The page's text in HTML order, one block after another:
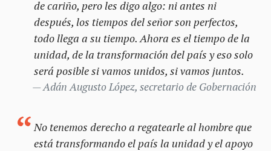
de cariño, pero les digo algo: ni antes ni
después, los tiempos del señor son perfectos,
todo llega a su tiempo. Ahora es el tiempo de la
unidad, de la transformación del país y eso solo
será posible si vamos unidos, si vamos juntos.
Adán Augusto López, secretario de Gobernación
No tenemos derecho a regatearle al hombre que
está transformando el país la unidad y el apoyo